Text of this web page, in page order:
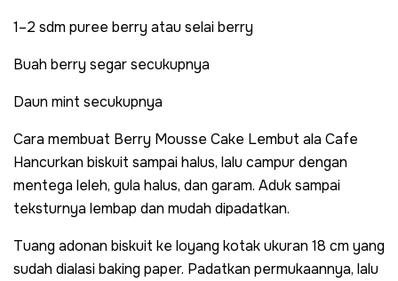
1–2 sdm puree berry atau selai berry
Buah berry segar secukupnya
Daun mint secukupnya
Cara membuat Berry Mousse Cake Lembut ala Cafe
Hancurkan biskuit sampai halus, lalu campur dengan
mentega leleh, gula halus, dan garam. Aduk sampai
teksturnya lembap dan mudah dipadatkan.
Tuang adonan biskuit ke loyang kotak ukuran 18 cm yang
sudah dialasi baking paper. Padatkan permukaannya, lalu